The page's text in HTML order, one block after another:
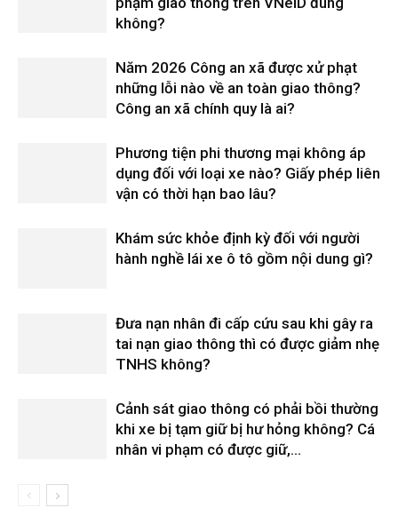
không?
Năm 2026 Công an xã được xử phạt
những lỗi nào về an toàn giao thông?
Công an xã chính quy là ai?
Phương tiện phi thương mại không áp
dụng đối với loại xe nào? Giấy phép liên
vận có thời hạn bao lâu?
Khám sức khỏe định kỳ đối với người
hành nghề lái xe ô tô gồm nội dung gì?
Đưa nạn nhân đi cấp cứu sau khi gây ra
tai nạn giao thông thì có được giảm nhẹ
TNHS không?
Cảnh sát giao thông có phải bồi thường
khi xe bị tạm giữ bị hư hỏng không? Cá
nhân vi phạm có được giữ,...